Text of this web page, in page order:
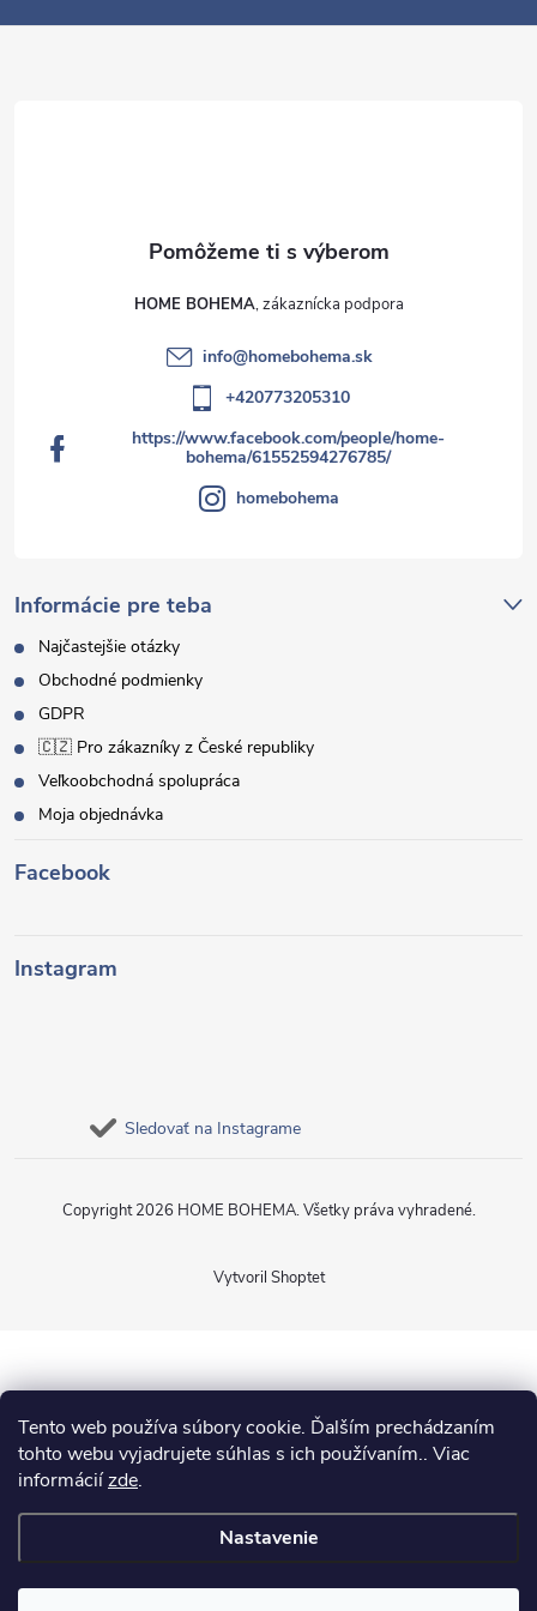
Tento web používa súbory cookie. Ďalším prechádzaním
tohto webu vyjadrujete súhlas s ich používaním.. Viac
informáciízde.
Nastavenie
e
Informácie pre teba
Najčastejšie otázky
Obchodné podmienky
GDPR
🇨🇿 Pro zákazníky z České republiky
Veľkoobchodná spolupráca
Moja objednávka
HOME BOHEMA
info@homebohema.sk
+420773205310
https://www.facebook.com/people/home-
bohema/61552594276785/
homebohema
Facebook
Instagram
Sledovať na Instagrame
Vytvoril Shoptet
Copyright 2026 HOME BOHEMA. Všetky práva vyhradené.